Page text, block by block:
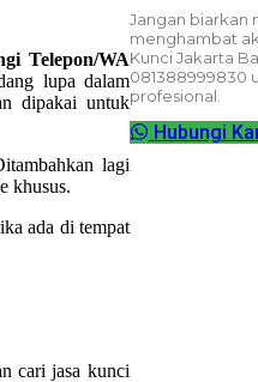
Telepon/WA
lupa dalam
dipakai untuk
lagi
khusus.
ada di tempat
cari jasa kunci
Jangan biarkan
menghambat
Kunci Jakarta
081388999830
profesional.
Hubungi